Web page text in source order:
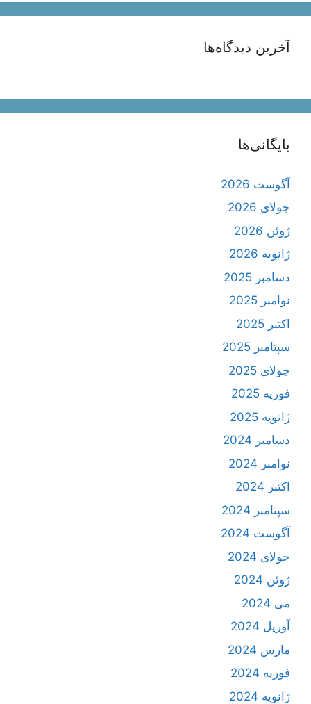
آخرین دیدگاه‌ها
بایگانی‌ها
آگوست 2026
جولای 2026
ژوئن 2026
ژانویه 2026
دسامبر 2025
نوامبر 2025
اکتبر 2025
سپتامبر 2025
جولای 2025
فوریه 2025
ژانویه 2025
دسامبر 2024
نوامبر 2024
اکتبر 2024
سپتامبر 2024
آگوست 2024
جولای 2024
ژوئن 2024
می 2024
آوریل 2024
مارس 2024
فوریه 2024
ژانویه 2024